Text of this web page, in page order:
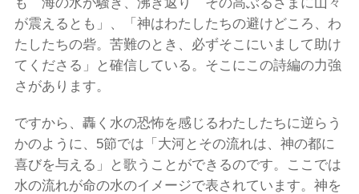
が震えるとも」、「神はわたしたちの避けどころ、わ
たしたちの砦。苦難のとき、必ずそこにいまして助け
てくださる」と確信している。そこにこの詩編の力強
さがあります。
ですから、轟く水の恐怖を感じるわたしたちに逆らう
かのように、5節では「大河とその流れは、神の都に
喜びを与える」と歌うことができるのです。ここでは
水の流れが命の水のイメージで表されています。神を